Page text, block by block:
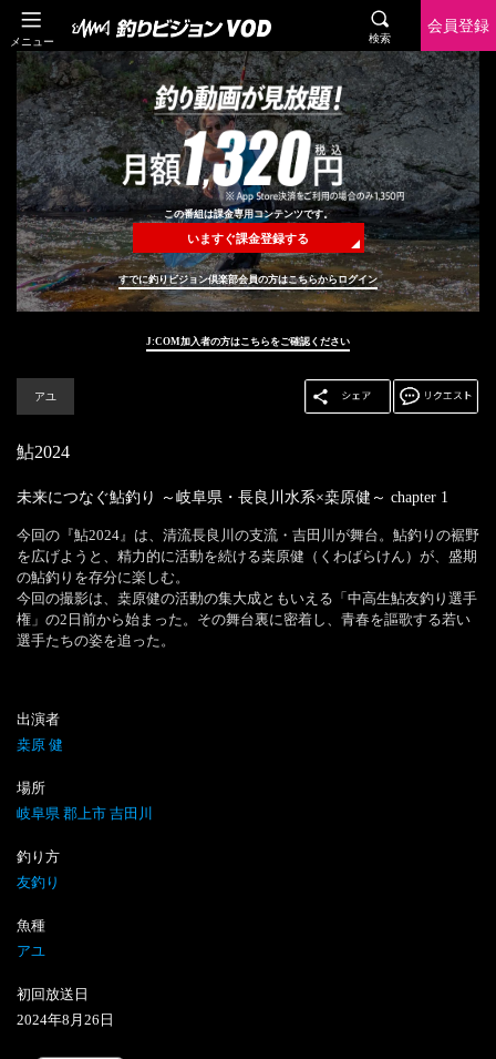
メニュー 検索
会員登録
この番組は課金専用コンテンツです。
いますぐ課金登録する
すでに釣りビジョン倶楽部会員の方はこちらからログイン
J:COM加入者の方はこちらをご確認ください
アユ
鮎2024
未来につなぐ鮎釣り ～岐阜県・長良川水系×桒原健～ chapter 1
今回の『鮎2024』は、清流長良川の支流・吉田川が舞台。鮎釣りの裾野
を広げようと、精力的に活動を続ける桒原健（くわばらけん）が、盛期
の鮎釣りを存分に楽しむ。
今回の撮影は、桒原健の活動の集大成ともいえる「中高生鮎友釣り選手
権」の2日前から始まった。その舞台裏に密着し、青春を謳歌する若い
選手たちの姿を追った。
出演者
桒原 健
場所
岐阜県 郡上市 吉田川
釣り方
友釣り
魚種
アユ
初回放送日
2024年8 月 26 日